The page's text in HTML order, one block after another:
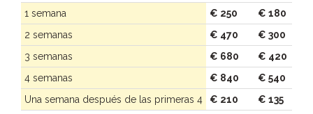
1 semana
€ 250
€ 180
2 semanas
€ 470
€ 300
3 semanas
€ 680
€ 420
4 semanas
€ 840
€ 540
Una semana después de las primeras 4
€ 210
€ 135